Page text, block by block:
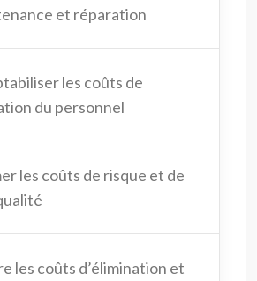
et réparation
les coûts de
du personnel
les coûts de risque et de
les coûts d’élimination et